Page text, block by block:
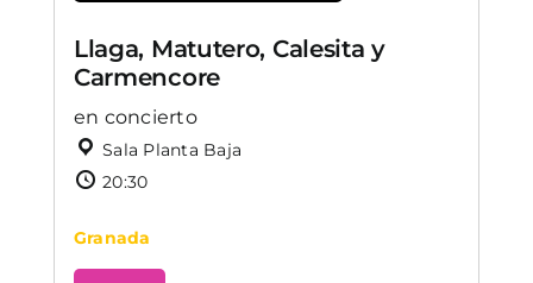
Llaga, Matutero, Calesita y
Carmencore
en concierto
Sala Planta Baja
20:30
Granada